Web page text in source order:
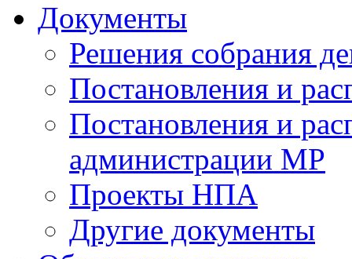
Документы
Решения собрания
Постановления и
Постановления и
администрации МР
Проекты НПА
Другие документы